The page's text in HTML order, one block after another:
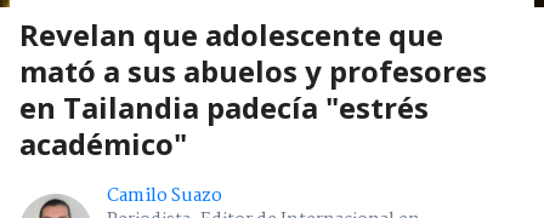
Revelan que adolescente que
mató a sus abuelos y profesores
en Tailandia padecía "estrés
académico"
Camilo Suazo